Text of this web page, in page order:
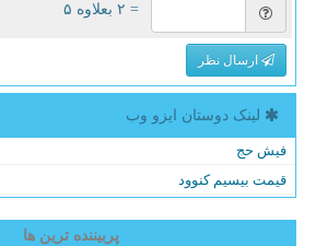
= ۲ بعلاوه ۵
ارسال نظر
لینک دوستان ایزو وب
فیش حج
قیمت بیسیم کنوود
پربیننده ترین ها